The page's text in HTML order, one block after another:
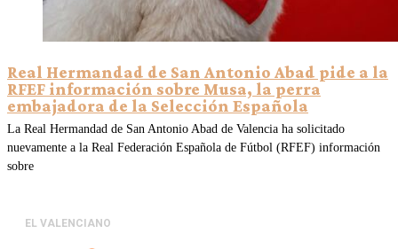
Real Hermandad de San Antonio Abad pide a la
RFEF información sobre Musa, la perra
embajadora de la Selección Española
La Real Hermandad de San Antonio Abad de Valencia ha solicitado
nuevamente a la Real Federación Española de Fútbol (RFEF) información
sobre
EL VALENCIANO